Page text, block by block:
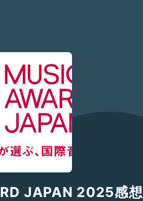
JAPAN 2025感想